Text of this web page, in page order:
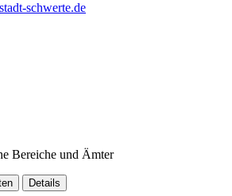
schwerte.de
Bereiche und Ämter
Details